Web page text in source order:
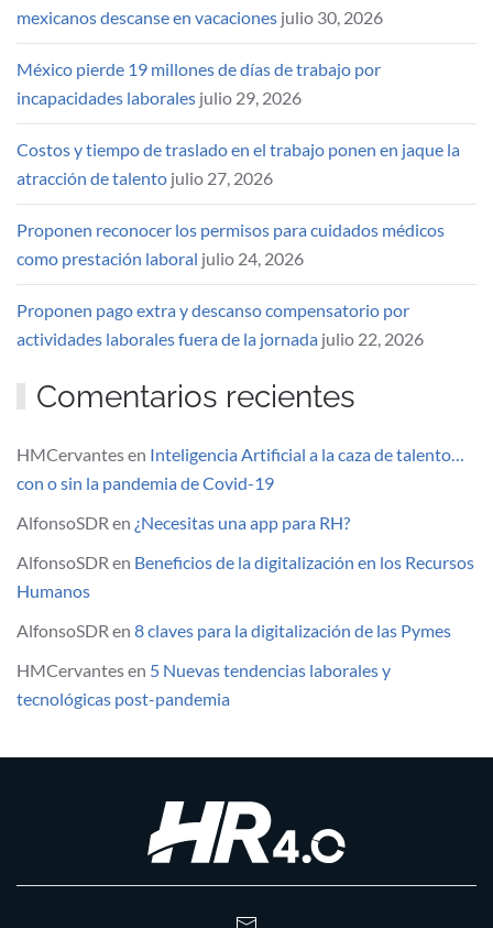
mexicanos descanse en vacaciones julio 30, 2026
México pierde 19 millones de días de trabajo por
incapacidades laborales julio 29, 2026
Costos y tiempo de traslado en el trabajo ponen en jaque la
atracción de talento julio 27, 2026
Proponen reconocer los permisos para cuidados médicos
como prestación laboral julio 24, 2026
Proponen pago extra y descanso compensatorio por
actividades laborales fuera de la jornada julio 22, 2026
Comentarios recientes
HMCervantesen Inteligencia Artificial a la caza de talento…
con o sin la pandemia de Covid-19
AlfonsoSDR en ¿Necesitas una app para RH?
AlfonsoSDR en Beneficios de la digitalización en los Recursos
Humanos
AlfonsoSDR en 8 claves para la digitalización de las Pymes
HMCervantesen 5 Nuevas tendencias laborales y
tecnológicas post-pandemia